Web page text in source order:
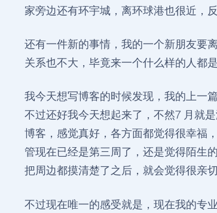
家旁边还有环宇城，离环球港也很近，
还有一件新的事情，我的一个新朋友要
关系也不大，毕竟来一个什么样的人都
我今天想写博客的时候发现，我的上一
不过还好我今天想起来了，不然7 月就
博客，感觉真好，各方面都觉得很幸福
管现在已经是第三周了，还是觉得陌生
把周边都摸清楚了之后，就会觉得很亲
不过现在唯一的感受就是，现在我的专